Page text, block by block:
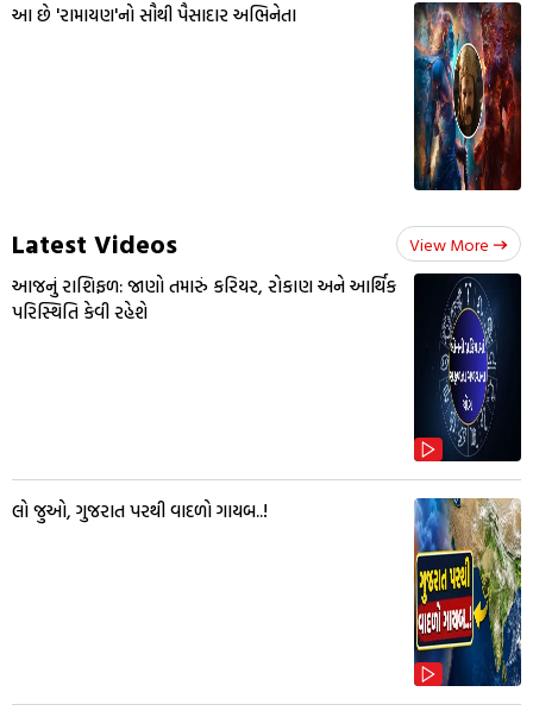
આ છે 'રામાયણ'નો સૌથી પૈસાદાર અભિનેતા
Latest Videos View More
આજનું રાશિફળ: જાણો તમારું કરિયર, રોકાણ અને આર્થિક
પરિસ્થિતિ કેવી રહેશે
લો જુઓ, ગુજરાત પરથી વાદળો ગાયબ..!